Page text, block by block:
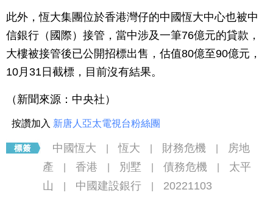
此外，恆大集團位於香港灣仔的中國恆大中心也被中
信銀行（國際）接管，當中涉及一筆76億元的貸款，
大樓被接管後已公開招標出售，估值80億至90億元，
10月31日截標，目前沒有結果。
（新聞來源：中央社）
按讚加入 新唐人亞太電視台粉絲團
中國恆大 恆大 財務危機
房地
產
香港 別墅 債務危機
太平
山
中國建設銀行 20221103